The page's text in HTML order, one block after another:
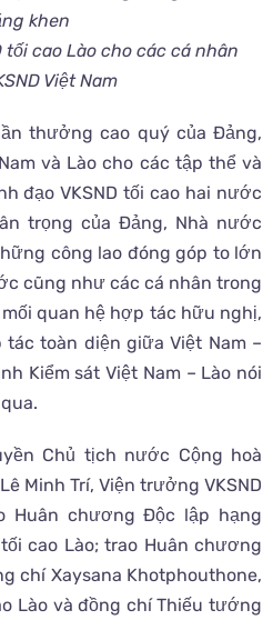
khen
tối cao Lào cho các cá nhân
Việt Nam
thưởng cao quý của Đảng,
và Lào cho các tập thể và
đạo VKSND tối cao hai nước
trọng của Đảng, Nhà nước
công lao đóng góp to lớn
cũng như các cá nhân trong
quan hệ hợp tác hữu nghị,
toàn diện giữa Việt Nam –
Kiểm sát Việt Nam – Lào nói
Chủ tịch nước Cộng hoà
Minh Trí, Viện trưởng VKSND
Huân chương Độc lập hạng
cao Lào; trao Huân chương
chí Xaysana Khotphouthone,
Lào và đồng chí Thiếu tướng